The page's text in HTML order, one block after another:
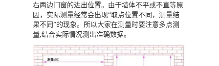
右两边门窗的进出位置。由于墙体不平或不直等原
因，实际测量经常会出现“取点位置不同，测量结
果不同”的现象。所以大家在测量时要注意多点测
量,结合实际情况测出准确数据。